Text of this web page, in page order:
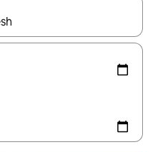
zijn, maak je een keuze